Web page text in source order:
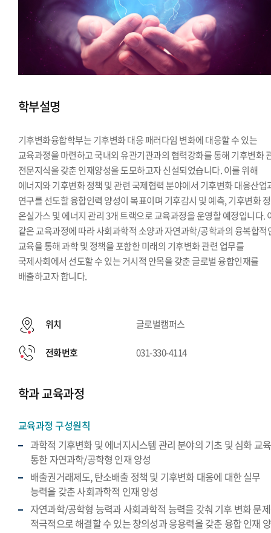
학부설명
기후변화융합학부는 기후변화 대응 패러다임 변화에 대응할 수 있는
교육과정을 마련하고 국내외 유관기관과의 협력강화를 통해 기후변화
전문지식을 갖춘 인재양성을 도모하고자 신설되었습니다. 이를 위해
에너지와 기후변화 정책 및 관련 국제협력 분야에서 기후변화 대응산업
연구를 선도할 융합인력 양성이 목표이며 기후감시 및 예측, 기후변화
온실가스 및 에너지 관리 3개 트랙으로 교육과정을 운영할 예정입니다.
같은 교육과정에 따라 사회과학적 소양과 자연과학/공학과의 융복합적
교육을 통해 과학 및 정책을 포함한 미래의 기후변화 관련 업무를
국제사회에서 선도할 수 있는 거시적 안목을 갖춘 글로벌 융합인재를
배출하고자 합니다.
위치 글로벌캠퍼스
전화번호 031-330-4114
학과 교육과정
교육과정 구성원칙
과학적 기후변화 및 에너지시스템 관리 분야의 기초 및 심화 교
통한 자연과학/공학형 인재 양성
배출권거래제도, 탄소배출 정책 및 기후변화 대응에 대한 실무
능력을 갖춘 사회과학적 인재 양성
자연과학/공학형 능력과 사회과학적 능력을 갖춰 기후 변화 문
적극적으로 해결할 수 있는 창의성과 응용력을 갖춘 융합 인재